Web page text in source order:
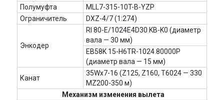
Полумуфта
MLL7-315-10T-B-YZP
Ограничитель
DXZ-4/7 (1:274)
Энкодер
RI 80-E/1024E4D30 KB-K0 (диаметр
вала — 30 мм)
EB58K 15-H6TR-1024.80000P
(диаметр вала — 15 мм)
Канат
35Wx7-16 (Z125, Z160, T6024 — 330
MZ200-350 м)
Механизм изменения вылета